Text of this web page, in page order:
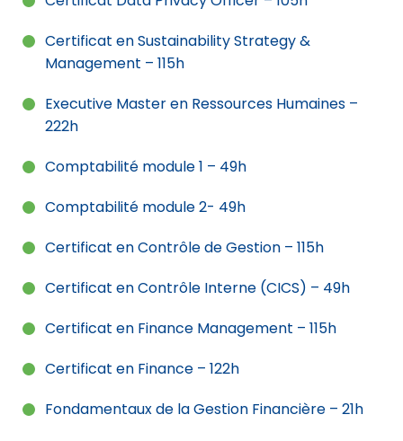
Certificat en Sustainability Strategy &
Management – 115h
Executive Master en Ressources Humaines –
222h
Comptabilité module 1 – 49h
Comptabilité module 2- 49h
Certificat en Contrôle de Gestion – 115h
Certificat en Contrôle Interne (CICS) – 49h
Certificat en Finance Management – 115h
Certificat en Finance – 122h
Fondamentaux de la Gestion Financière – 21h